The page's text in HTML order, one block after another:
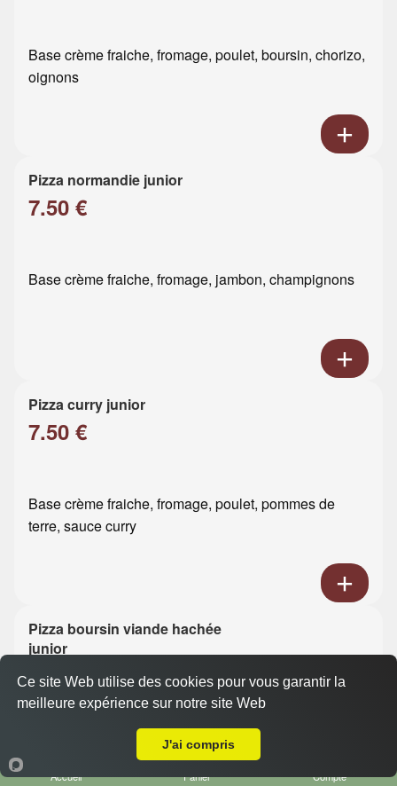
Base crème fraiche, fromage, poulet, boursin, chorizo,
oignons
Pizza normandie junior
7.50 €
Base crème fraiche, fromage, jambon, champignons
Pizza curry junior
7.50 €
Base crème fraiche, fromage, poulet, pommes de
terre, sauce curry
Pizza boursin viande hachée
junior
7.50 €
Base crème fraiche, fromage, viande hachée, boursin
Accueil Panier Compte
Ce site Web utilise des cookies pour vous garantir la
meilleure expérience sur notre site Web
J'ai compris